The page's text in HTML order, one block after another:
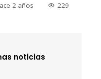
2 años 229
noticias